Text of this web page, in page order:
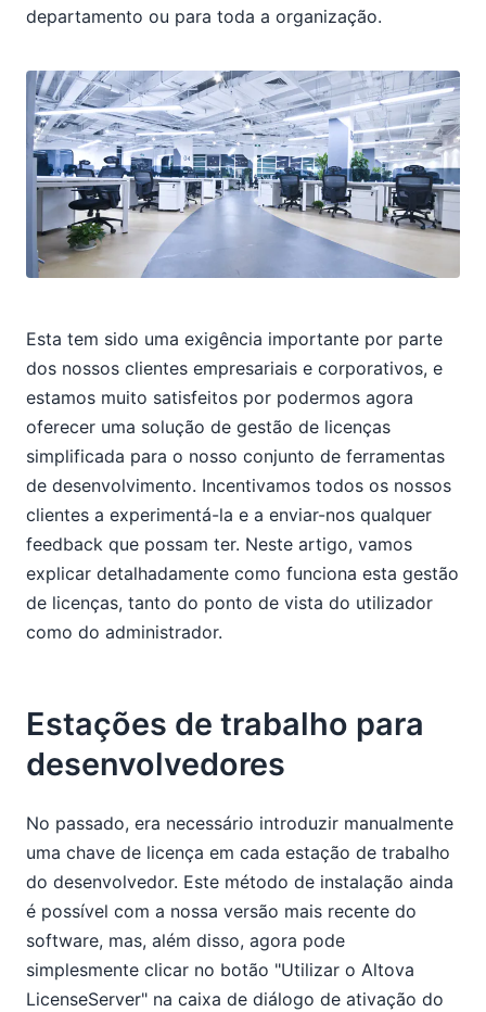
departamento ou para toda a organização.
Esta tem sido uma exigência importante por parte
dos nossos clientes empresariais e corporativos, e
estamos muito satisfeitos por podermos agora
oferecer uma solução de gestão de licenças
simplificada para o nosso conjunto de ferramentas
de desenvolvimento. Incentivamos todos os nossos
clientes a experimentá-la e a enviar-nos qualquer
feedback que possam ter. Neste artigo, vamos
explicar detalhadamente como funciona esta gestão
de licenças, tanto do ponto de vista do utilizador
como do administrador.
Estações de trabalho para
desenvolvedores
No passado, era necessário introduzir manualmente
uma chave de licença em cada estação de trabalho
do desenvolvedor. Este método de instalação ainda
é possível com a nossa versão mais recente do
software, mas, além disso, agora pode
simplesmente clicar no botão "Utilizar o Altova
LicenseServer" na caixa de diálogo de ativação do